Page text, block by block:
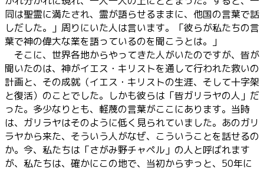
同は聖霊に満たされ、霊が語らせるままに、他国の言葉で話
しだした。」周りにいた人は言います。「彼らが私たちの言
葉で神の偉大な業を語っているのを聞こうとは。」
そこに、世界各地からやってきた人がいたのですが、皆が
聞いたのは、神がイエス・キリストを通して行われた救いの
計画と、その成就（イエス・キリストの生涯、そして十字架
と復活）のことでした。しかも彼らは「皆ガリラヤの人」だ
った。多少なりとも、軽蔑の言葉がここにあります。当時
は、ガリラヤはそのように低く見られていました。あのガリ
ラヤから来た、そういう人がなぜ、こういうことを話せるの
か。今、私たちは「さがみ野チャペル」の人と呼ばれます
が、私たちは、確かにこの地で、当初からずっと、50年に